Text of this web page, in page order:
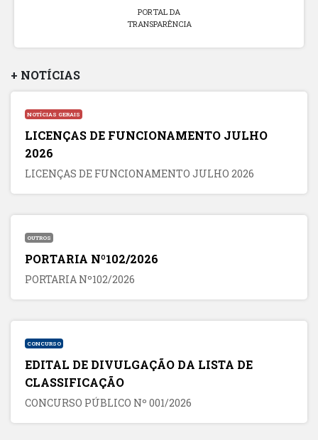
PORTAL DA
TRANSPARÊNCIA
+ NOTÍCIAS
NOTÍCIAS GERAIS
LICENÇAS DE FUNCIONAMENTO JULHO
2026
LICENÇAS DE FUNCIONAMENTO JULHO 2026
OUTROS
PORTARIA Nº102/2026
PORTARIA Nº102/2026
CONCURSO
EDITAL DE DIVULGAÇÃO DA LISTA DE
CLASSIFICAÇÃO
CONCURSO PÚBLICO Nº 001/2026